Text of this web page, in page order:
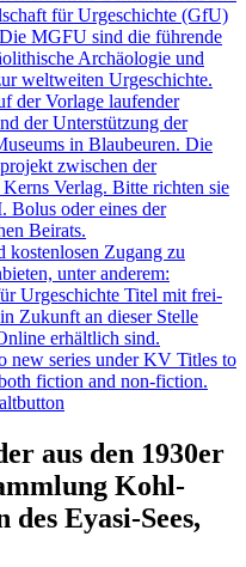
für Urgeschichte (GfU)
MGFU sind die führende
Archäologie und
weltweiten Urgeschichte.
der Vorlage laufender
der Unterstützung der
in Blaubeuren. Die
zwischen der
Verlag. Bitte richten sie
Bolus oder eines der
Beirats.
kostenlosen Zugang zu
unter anderem:
Urgeschichte Titel mit frei-
Zukunft an dieser Stelle
erhältlich sind.
new series under KV Titles to
fiction and non-fiction.
aus den 1930er
Kohl-
des Eyasi-Sees,